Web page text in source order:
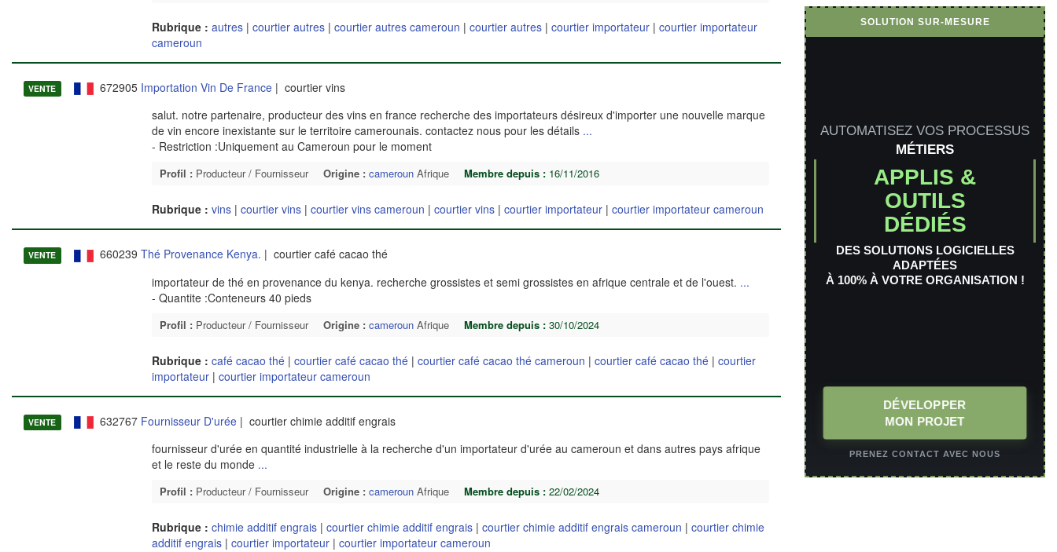
Rubrique : autres | courtier autres| courtier autres cameroun | courtier autres| courtier importateur| courtier importateur
cameroun
VENTE 672905 Importation Vin De France| courtier vins
salut. notre partenaire, producteur des vins en france recherche des importateurs désireux d'importer une nouvelle marque
de vin encore inexistante sur le territoire camerounais. contactez nous pour les détails ...
- Restriction :Uniquement au Cameroun pour le moment
Profil :Producteur / Fournisseur Origine : camerounAfrique Membre depuis :16/11/2016
Rubrique : vins | courtier vins| courtier vins cameroun | courtier vins| courtier importateur| courtier importateur cameroun
VENTE 660239 Thé Provenance Kenya. | courtier café cacao thé
importateur de thé en provenance du kenya. recherche grossistes et semi grossistes en afrique centrale et de l'ouest. ...
- Quantite :Conteneurs 40 pieds
Profil :Producteur / Fournisseur Origine : camerounAfrique Membre depuis :30/10/2024
Rubrique : café cacao thé | courtier café cacao thé| courtier café cacao thé cameroun | courtier café cacao thé| courtier
importateur| courtier importateur cameroun
VENTE 632767 Fournisseur D'urée| courtier chimie additif engrais
fournisseur d'urée en quantité industrielle à la recherche d'un importateur d'urée au cameroun et dans autres pays afrique
et le reste du monde ...
Profil :Producteur / Fournisseur Origine : camerounAfrique Membre depuis :22/02/2024
Rubrique : chimie additif engrais | courtier chimie additif engrais| courtier chimie additif engrais cameroun | courtier chimie
additif engrais| courtier importateur| courtier importateur cameroun
SOLUTION SUR-MESURE
AUTOMATISEZ VOS PROCESSUS
MÉTIERS
APPLIS &
OUTILS
DÉDIÉS
DES SOLUTIONS LOGICIELLES
ADAPTÉES
À 100% À VOTRE ORGANISATION !
DÉVELOPPER
MON PROJET
PRENEZ CONTACT AVEC NOUS